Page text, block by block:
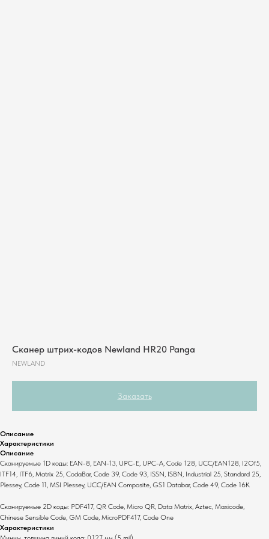
Сканер штрих-кодов Newland HR20 Panga
NEWLAND
Заказать
Описание
Характеристики
Описание
Сканируемые 1D коды: EAN-8, EAN-13, UPC-E, UPC-A, Code 128, UCC/EAN128, I2Of5,
ITF14, ITF6, Matrix 25, CodaBar, Code 39, Code 93, ISSN, ISBN, Industrial 25, Standard 25,
Plessey, Code 11, MSI Plessey, UCC/EAN Composite, GS1 Databar, Code 49, Code 16K
Сканируемые 2D коды: PDF417, QR Code, Micro QR, Data Matrix, Aztec, Maxicode,
Chinese Sensible Code, GM Code, MicroPDF417, Code One
Характеристики
Комплекты
Для ресторанов
Для магазинов
Для складов
Общая информация
О компании
Миссия компании